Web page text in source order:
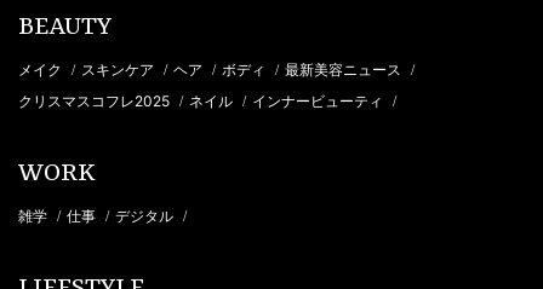
BEAUTY
メイク / スキンケア / ヘア / ボディ / 最新美容ニュース /
クリスマスコフレ2025 / ネイル / インナービューティ /
WORK
雑学 / 仕事 / デジタル /